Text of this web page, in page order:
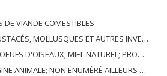
DE VIANDE COMESTIBLES
MOLLUSQUES ET AUTRES INVERTÉBRÉS AQUATIQUES
PRODUITS COMESTIBLES D'ORIGINE ANIMALE, NON ÉNUMÉRÉS AILLEURS OU INCLUS
NON ÉNUMÉRÉ AILLEURS OU INCLUS